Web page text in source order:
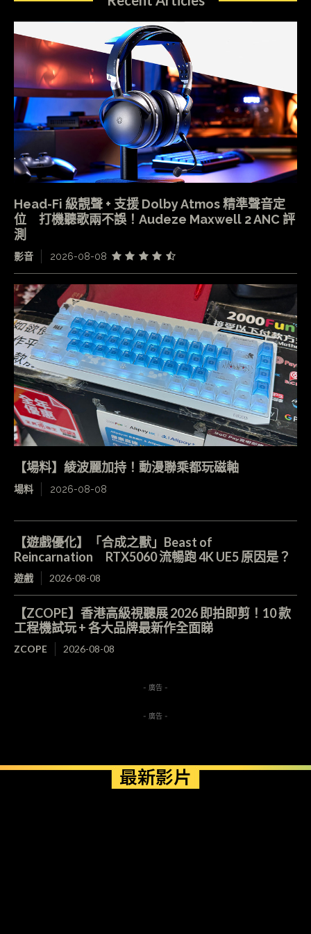
Head-Fi 級靚聲 + 支援 Dolby Atmos 精準聲音定
位 打機聽歌兩不誤！Audeze Maxwell 2 ANC 評
測
影音 2026-08-08
【場料】綾波麗加持！動漫聯乘都玩磁軸
場料 2026-08-08
【遊戲優化】「合成之獸」Beast of
Reincarnation RTX5060 流暢跑 4K UE5 原因是？
遊戲 2026-08-08
【ZCOPE】香港高級視聽展 2026 即拍即剪！10 款
工程機試玩 + 各大品牌最新作全面睇
ZCOPE 2026-08-08
- 廣告 -
- 廣告 -
最新影片